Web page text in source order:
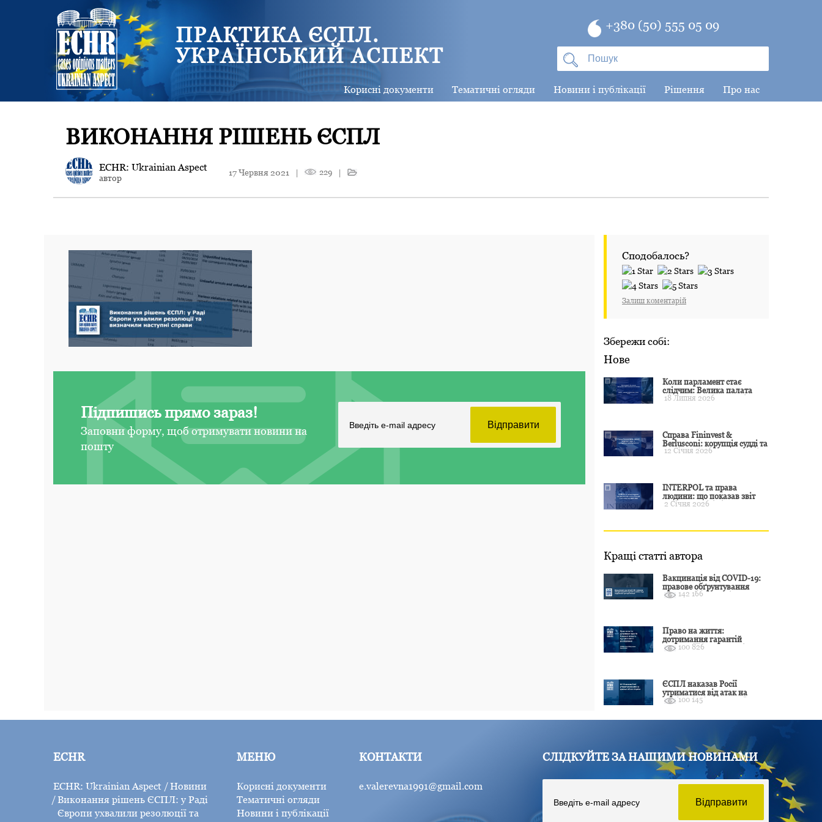
ПРАКТИКА ЄСПЛ.
УКРАЇНСЬКИЙ АСПЕКТ
+380 (50) 555 05 09
Корисні документи Тематичні огляди Новини і публікації Рішення Про нас
ВИКОНАННЯ РІШЕНЬ ЄСПЛ
ECHR: Ukrainian Aspect
автор
17 Червня 2021 | 229 |
Підпишись прямо зараз!
Заповни форму, щоб отримувати новини на
пошту
Сподобалось?
Залиш коментарій
Збережи собі:
Нове
Коли парламент стає
слідчим: Велика палата
ЄСПЛ окреслила межі
18 Липня 2026
Справа Fininvest &
Berlusconi: корупція судді та
презумпція невинуватості
12 Січня 2026
INTERPOL та права
людини: що показав звіт
CCF за 2024 рік і чого чекати
2 Січня 2026
Кращі статті автора
Вакцинація від COVID-19:
правове обґрунтування
відмови і захист від
142 166
Право на життя:
дотримання гарантій
Конвенції залежить від
100 826
ЄСПЛ наказав Росії
утриматися від атак на
цивільні об’єкти України
100 145
ECHR
ECHR: Ukrainian Aspect
Новини
Виконання рішень ЄСПЛ: у Раді
Європи ухвалили резолюції та
МЕНЮ
Корисні документи
Тематичні огляди
Новини і публікації
КОНТАКТИ
e.valerevna1991@gmail.com
СЛІДКУЙТЕ ЗА НАШИМИ НОВИНАМИ